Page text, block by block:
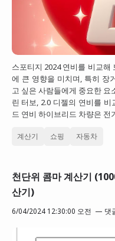
스포티지 2024 연비를 비교해
에 큰 영향을 미치며, 특히 장
고 싶은 사람들에게 중요한 요
린 터보, 2.0 디젤의 연비를
드 연비 하이브리드 차량은
계산기 쇼핑 자동차
천단위 콤마 계산기
산기)
6/04/2024 12:30:00 오전 댓